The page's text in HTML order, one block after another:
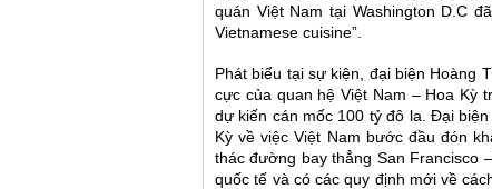
quán Việt Nam tại Washington D.C
Vietnamese cuisine”.
Phát biểu tại sự kiện, đại biện Hoàng
cực của quan hệ Việt Nam – Hoa Kỳ
dự kiến cán mốc 100 tỷ đô la. Đại
Kỳ về việc Việt Nam bước đầu đón
thác đường bay thẳng San Francisco
quốc tế và có các quy định mới về